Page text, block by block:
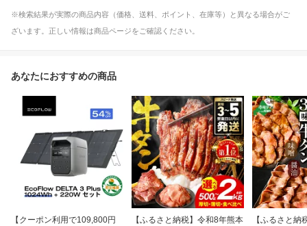
※検索結果が実際の商品内容（価格、送料、ポイント、在庫等）と異なる場合がご
ざいます。正しい情報は商品ページをご確認ください。
あなたにおすすめの商品
【クーポン利用で109,800円
【ふるさと納税】令和8年熊本
【ふるさと納